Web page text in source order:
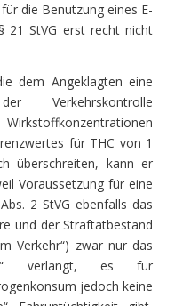
die Benutzung eines E-
21 StVG erst recht nicht
dem Angeklagten eine
Verkehrskontrolle
für THC von 1
überschreiten, kann er
Voraussetzung für eine
2 StVG ebenfalls das
und der Straftatbestand
Verkehr“) zwar nur das
verlangt, es für
jedoch keine